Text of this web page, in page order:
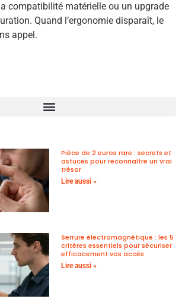
compatibilité matérielle ou un upgrade
Quand l’ergonomie disparaît, le
appel.
Pièce de 2 euros rare : secrets et
astuces pour reconnaître un vrai
trésor
Lire aussi »
Serrure électromagnétique : les 5
critères essentiels pour sécuriser
efficacement vos accès
Lire aussi »